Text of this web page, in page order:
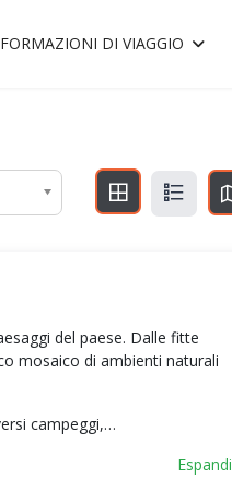
DI VIAGGIO
del paese. Dalle fitte
mosaico di ambienti naturali
campeggi,…
Espandi